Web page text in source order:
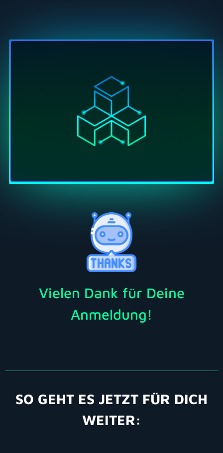
Vielen Dank für Deine
Anmeldung!
SO GEHT ES JETZT FÜR DICH
WEITER: